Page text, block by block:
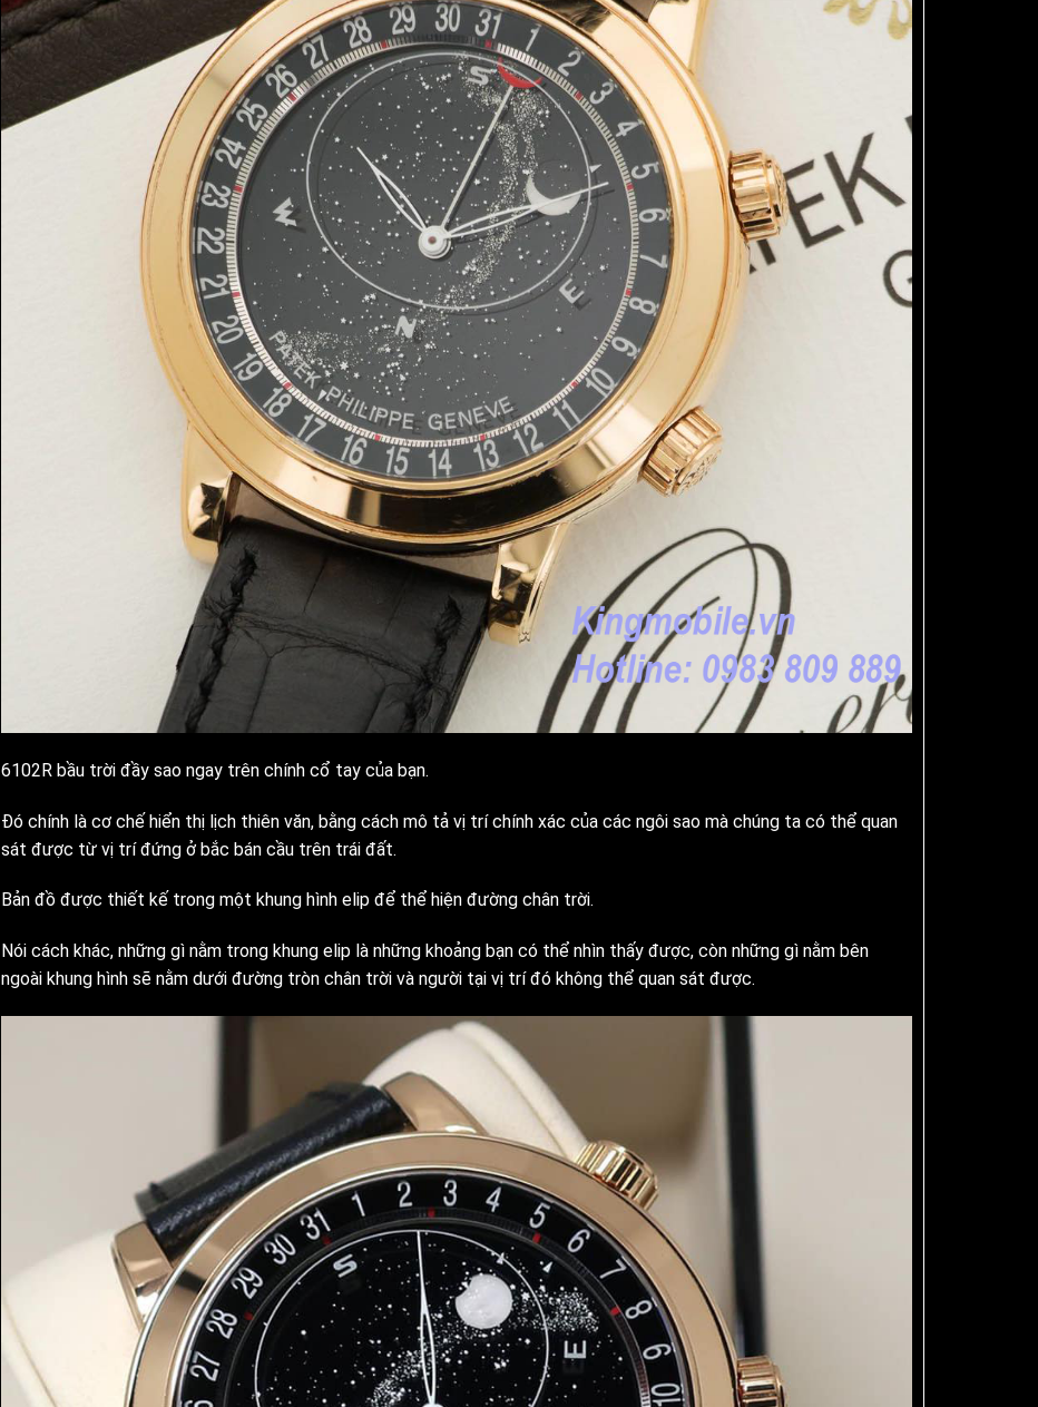
6102R bầu trời đầy sao ngay trên chính cổ tay của bạn.
Đó chính là cơ chế hiển thị lịch thiên văn, bằng cách mô tả vị trí chính xác của các ngôi sao mà chúng ta có thể quan
sát được từ vị trí đứng ở bắc bán cầu trên trái đất.
Bản đồ được thiết kế trong một khung hình elip để thể hiện đường chân trời.
Nói cách khác, những gì nằm trong khung elip là những khoảng bạn có thể nhìn thấy được, còn những gì nằm bên
ngoài khung hình sẽ nằm dưới đường tròn chân trời và người tại vị trí đó không thể quan sát được.